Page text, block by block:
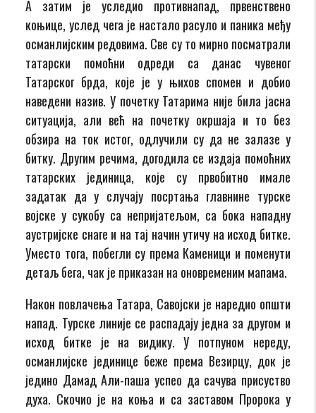
А затим је уследио противнапад, првенствено
коњице, услед чега је настало расуло и паника међу
османлијским редовима. Све су то мирно посматрали
татарски помоћни одреди са данас чувеног
Татарског брда, које је у њихов спомен и добио
наведени назив. У почетку Татарима није била јасна
ситуација, али већ на почетку окршаја и то без
обзира на ток истог, одлучили су да не залазе у
битку. Другим речима, догодила се издаја помоћних
татарских јединица, које су првобитно имале
задатак да у случају посртања главнине турске
војске у сукобу са непријатељом, са бока нападну
аустријске снаге и на тај начин утичу на исход битке.
Уместо тога, побегли су према Каменици и поменути
детаљ бега, чак је приказан на оновременим мапама.
Након повлачења Татара, Савојски је наредио општи
напад. Турске линије се распадају једна за другом и
исход битке је на видику. У потпуном нереду,
османлијске јединице беже према Везирцу, док је
једино Дамад Али-паша успео да сачува присуство
духа. Скочио је на коња и са заставом Пророка у